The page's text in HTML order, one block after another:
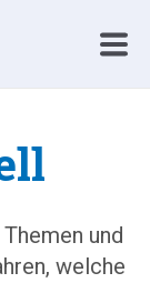
und
welche